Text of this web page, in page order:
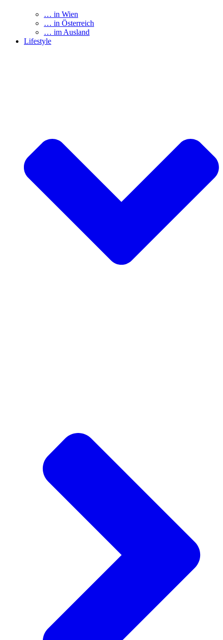
… in Wien
… in Österreich
… im Ausland
Lifestyle